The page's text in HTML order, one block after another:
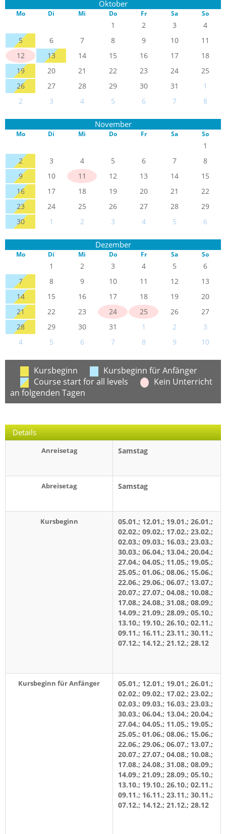
Oktober
Mo Di Mi Do Fr Sa So
1 2 3
4
5
6 7 8 9 10
11
12
13 14 15 16 17
18
19
20 21 22 23 24
25
26
27 28 29 30 31
1
2
3 4 5 6 7 8
November
Mo Di Mi Do Fr Sa So
1
2
3 4 5 6 7
8
9
10 11 12 13 14
15
16
17 18 19 20 21
22
23
24 25 26 27 28
29
30
1 2 3 4 5 6
Dezember
Mo Di Mi Do Fr Sa So
1 2 3 4 5
6
7
8 9 10 11 12
13
14
15 16 17 18 19
20
21
22 23 24 25 26
27
28
29 30 31 1 2
3
4
5 6 7 8 9 10
Kursbeginn
Kursbeginn für Anfänger
Course start for all levels
Kein Unterricht
an folgenden Tagen
Details
Anreisetag Samstag
Abreisetag Samstag
Kursbeginn
05.01.; 12.01.; 19.01.; 26.01.;
02.02.; 09.02.; 17.02.; 23.02.;
02.03.; 09.03.; 16.03.; 23.03.;
30.03.; 06.04.; 13.04.; 20.04.;
27.04.; 04.05.; 11.05.; 19.05.;
25.05.; 01.06.; 08.06.; 15.06.;
22.06.; 29.06.; 06.07.; 13.07.;
20.07.; 27.07.; 04.08.; 10.08.;
17.08.; 24.08.; 31.08.; 08.09.;
14.09.; 21.09.; 28.09.; 05.10.;
13.10.; 19.10.; 26.10.; 02.11.;
09.11.; 16.11.; 23.11.; 30.11.;
07.12.; 14.12.; 21.12.; 28.12
Kursbeginn für Anfänger
05.01.; 12.01.; 19.01.; 26.01.;
02.02.; 09.02.; 17.02.; 23.02.;
02.03.; 09.03.; 16.03.; 23.03.;
30.03.; 06.04.; 13.04.; 20.04.;
27.04.; 04.05.; 11.05.; 19.05.;
25.05.; 01.06.; 08.06.; 15.06.;
22.06.; 29.06.; 06.07.; 13.07.;
20.07.; 27.07.; 04.08.; 10.08.;
17.08.; 24.08.; 31.08.; 08.09.;
14.09.; 21.09.; 28.09.; 05.10.;
13.10.; 19.10.; 26.10.; 02.11.;
09.11.; 16.11.; 23.11.; 30.11.;
07.12.; 14.12.; 21.12.; 28.12